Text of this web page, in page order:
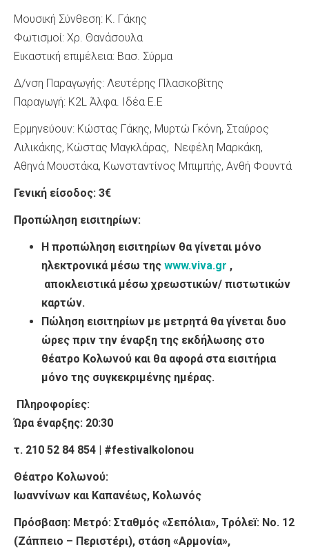
Μουσική Σύνθεση: Κ. Γάκης
Φωτισμοί: Χρ. Θανάσουλα
Εικαστική επιμέλεια: Βασ. Σύρμα
Δ/νση Παραγωγής: Λευτέρης Πλασκοβίτης
Παραγωγή: K2L Άλφα. Ιδέα Ε.Ε
Ερμηνεύουν: Κώστας Γάκης, Μυρτώ Γκόνη, Σταύρος
Λιλικάκης, Κώστας Μαγκλάρας, Νεφέλη Μαρκάκη,
Αθηνά Μουστάκα, Κωνσταντίνος Μπιμπής, Ανθή Φουντά
Γενική είσοδος: 3€
Προπώληση εισιτηρίων:
Η προπώληση εισιτηρίων θα γίνεται μόνο
ηλεκτρονικά μέσω της www.viva.gr ,
αποκλειστικά μέσω χρεωστικών/ πιστωτικών
καρτών.
Πώληση εισιτηρίων με μετρητά θα γίνεται δυο
ώρες πριν την έναρξη της εκδήλωσης στο
θέατρο Κολωνού και θα αφορά στα εισιτήρια
μόνο της συγκεκριμένης ημέρας.
Πληροφορίες:
Ώρα έναρξης: 20:30
τ. 210 52 84 854 | #festivalkolonou
Θέατρο Κολωνού:
Ιωαννίνων και Καπανέως, Κολωνός
Πρόσβαση: Μετρό: Σταθμός «Σεπόλια», Τρόλεï: No. 12
(Ζάππειο – Περιστέρι), στάση «Αρμονία»,